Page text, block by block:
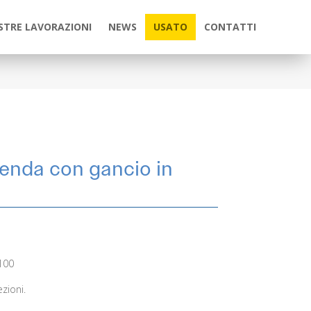
LAVORAZIONI NEWS USATO CONTATTI
con gancio in